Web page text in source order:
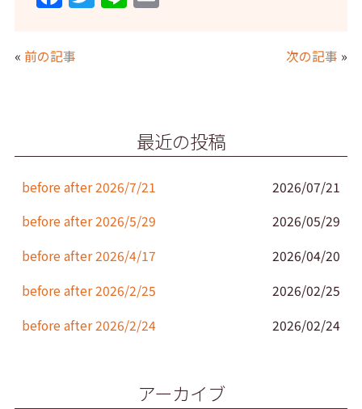
c
e
o
k
« 前の記事 次の記事 »
最近の投稿
before after 2026/7/21
2026/07/21
before after 2026/5/29
2026/05/29
before after 2026/4/17
2026/04/20
before after 2026/2/25
2026/02/25
before after 2026/2/24
2026/02/24
アーカイブ